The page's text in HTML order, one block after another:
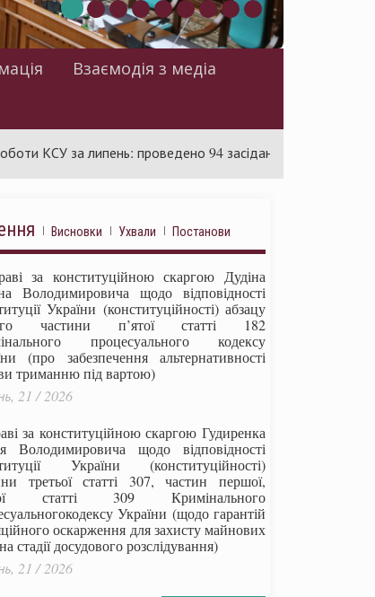
Взаємодія з медіа
за липень: проведено 94 засідання та ухвалено 85 актів
Висновки Ухвали Постанови
за конституційною скаргою Дудіна
Володимировича щодо відповідності
України (конституційності) абзацу
частини п’ятої статті 182
процесуального кодексу
(про забезпечення альтернативності
триманню під вартою)
21 / 2026
за конституційною скаргою Гудиренка
Володимировича щодо відповідності
України (конституційності)
третьої статті 307, частин першої,
статті 309 Кримінального
України (щодо гарантій
оскарження для захисту майнових
стадії досудового розслідування)
21 / 2026